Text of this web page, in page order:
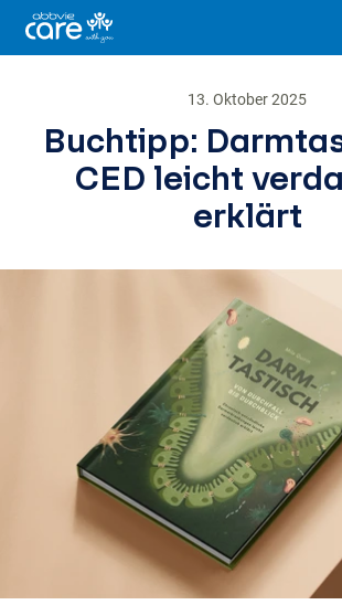
13. Oktober 2025
Buchtipp:
CED leicht
erklärt